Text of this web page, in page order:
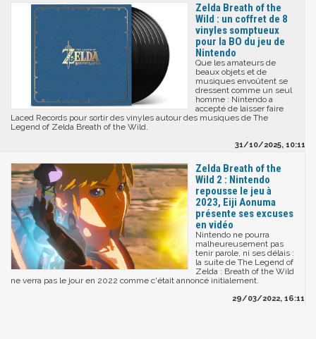
Zelda Breath of the
Wild : un coffret de 8
vinyles somptueux
pour la BO du jeu de
Nintendo
Que les amateurs de
beaux objets et de
musiques envoûtent se
dressent comme un seul
homme : Nintendo a
accepté de laisser faire
Laced Records pour sortir des vinyles autour des musiques de The
Legend of Zelda Breath of the Wild.
31/10/2025, 10:11
Zelda Breath of the
Wild 2 : Nintendo
repousse le jeu à
2023, Eiji Aonuma
présente ses excuses
en vidéo
Nintendo ne pourra
malheureusement pas
tenir parole, ni ses délais :
la suite de The Legend of
Zelda : Breath of the Wild
ne verra pas le jour en 2022 comme c'était annoncé initialement.
29/03/2022, 16:11